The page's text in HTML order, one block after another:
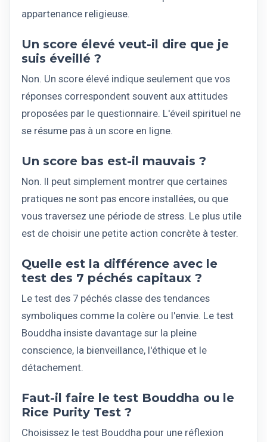
appartenance religieuse.
Un score élevé veut-il dire que je
suis éveillé ?
Non. Un score élevé indique seulement que vos
réponses correspondent souvent aux attitudes
proposées par le questionnaire. L'éveil spirituel ne
se résume pas à un score en ligne.
Un score bas est-il mauvais ?
Non. Il peut simplement montrer que certaines
pratiques ne sont pas encore installées, ou que
vous traversez une période de stress. Le plus utile
est de choisir une petite action concrète à tester.
Quelle est la différence avec le
test des 7 péchés capitaux ?
Le test des 7 péchés classe des tendances
symboliques comme la colère ou l'envie. Le test
Bouddha insiste davantage sur la pleine
conscience, la bienveillance, l'éthique et le
détachement.
Faut-il faire le test Bouddha ou le
Rice Purity Test ?
Choisissez le test Bouddha pour une réflexion